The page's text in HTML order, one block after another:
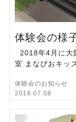
体験会の様
2018年4月に大
室 まなびおキッ
体験会のお知らせ
2018.07.08